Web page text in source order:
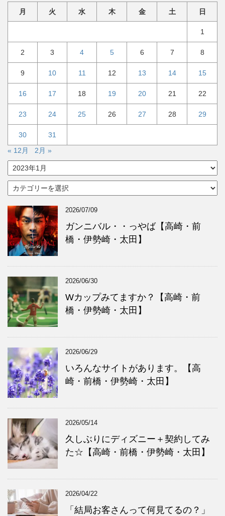
月 火 水 木 金 土 日
1
2 3 4 5 6 7 8
9 10 11 12 13 14 15
16 17 18 19 20 21 22
23 24 25 26 27 28 29
30
31
« 12月
2月 »
ア
ー
カ
イ
ブ
カ
テ
ゴ
ー
2026/07/09
ガンニバル・・っやば【高崎・前
橋・伊勢崎・太田】
2026/06/30
Wカップみてますか？【高崎・前
橋・伊勢崎・太田】
2026/06/29
いろんなサイトがあります。【高
崎・前橋・伊勢崎・太田】
2026/05/14
久しぶりにディズニー＋契約してみ
た☆【高崎・前橋・伊勢崎・太田】
2026/04/22
「結局お客さんって何見てるの？」